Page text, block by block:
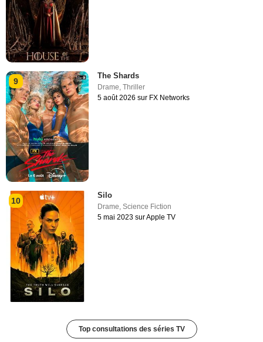
9
The Shards
Drame,Thriller
5 août 2026 sur FX Networks
10
Silo
Drame,Science Fiction
5 mai 2023 sur Apple TV
Top consultations des séries TV